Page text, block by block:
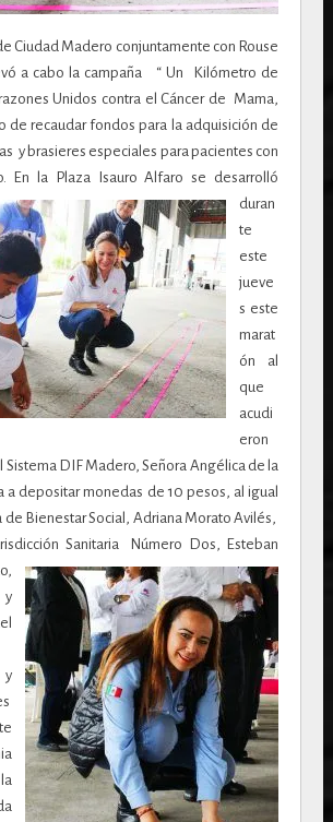
Ciudad Madero conjuntamente con Rouse
a cabo la campaña “ Un Kilómetro de
Unidos contra el Cáncer de Mama,
de recaudar fondos para la adquisición de
y brasieres especiales para pacientes con
En la Plaza Isauro Alfaro se desarrolló
duran
te
este
jueve
s este
marat
ón al
que
acudi
eron
Sistema DIF Madero, Señora Angélica de la
a depositar monedas de 10 pesos, al igual
de Bienestar Social, Adriana Morato Avilés,
Sanitaria Número Dos, Esteban